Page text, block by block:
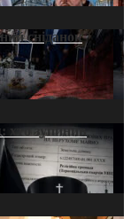
сніданок
хто зупинив